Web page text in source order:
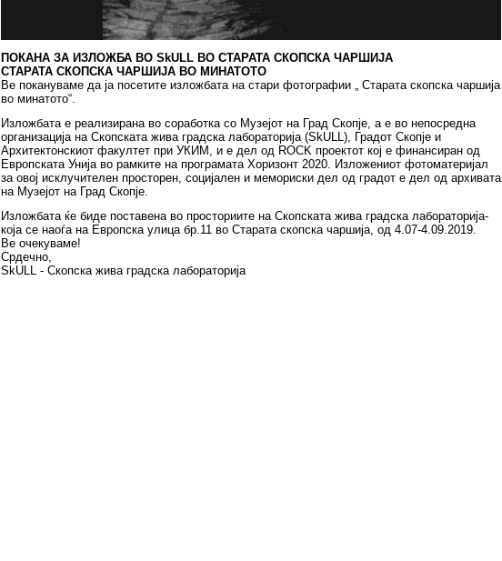
ПОКАНА ЗА ИЗЛОЖБА ВО SkULL ВО СТАРАТА СКОПСКА ЧАРШИЈА
СТАРАТА СКОПСКА ЧАРШИЈА ВО МИНАТОТО
Ве покануваме да ја посетите изложбата на стари фотографии „ Старата скопска чаршија
во минатото“.
Изложбата е реализирана во соработка со Музејот на Град Скопје, а е во непосредна
организација на Скопската жива градска лабораторија (SkULL), Градот Скопје и
Архитектонскиот факултет при УКИМ, и е дел од ROCK проектот кој е финансиран од
Европската Унија во рамките на програмата Хоризонт 2020. Изложениoт фотоматеријал
за овој исклучителен просторен, социјален и мемориски дел од градот е дел од архивата
на Музејот на Град Скопје.
Изложбата ќе биде поставена во просториите на Скопската жива градска лабораторија-
која се наоѓа на Европска улица бр.11 во Старата скопска чаршија, од 4.07-4.09.2019.
Ве очекуваме!
Срдечно,
SkULL - Скопска жива градска лабораторија